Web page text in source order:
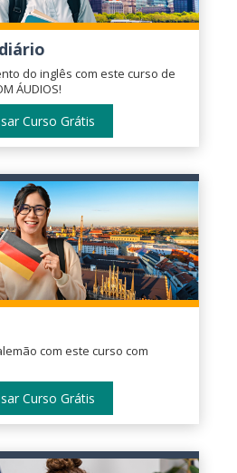
do inglês com este curso de
ÁUDIOS!
Curso Grátis
com este curso com
Curso Grátis